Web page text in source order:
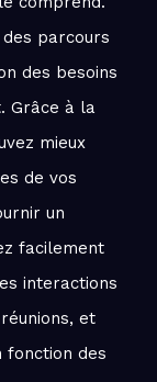
parcours
des besoins
Grâce à la
mieux
de vos
un
facilement
interactions
et
fonction des